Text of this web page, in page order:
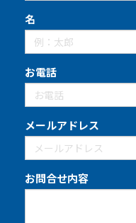
名
お電話
メールアドレス
お問合せ内容